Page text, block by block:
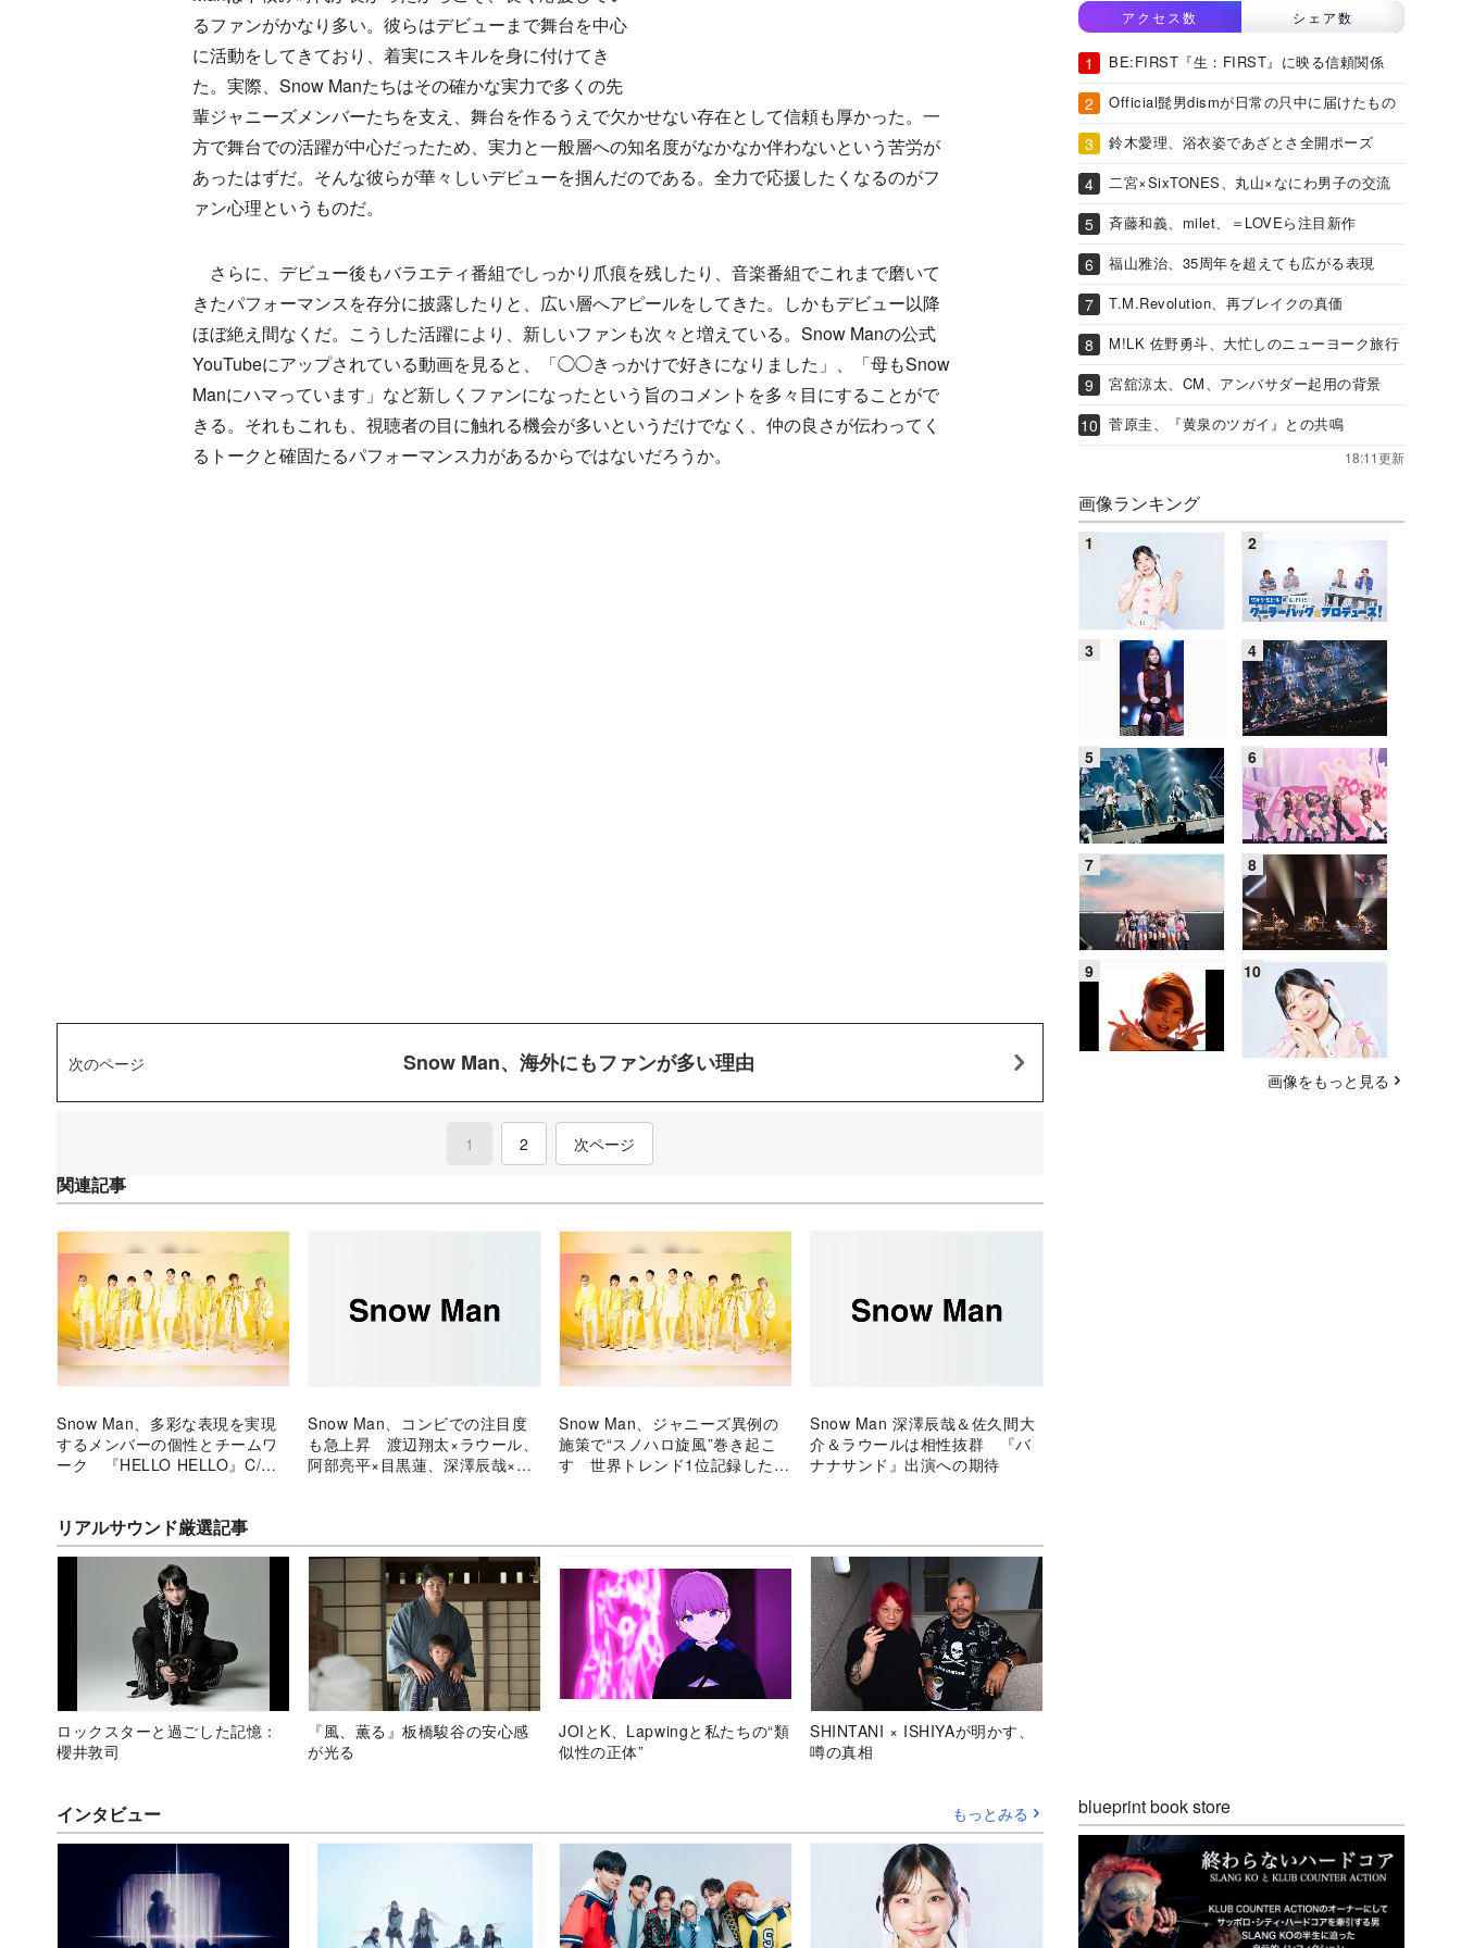
るファンがかなり多い。彼らはデビューまで舞台を中心
に活動をしてきており、着実にスキルを身に付けてき
た。実際、Snow Manたちはその確かな実力で多くの先
輩ジャニーズメンバーたちを支え、舞台を作るうえで欠かせない存在として信頼も厚かった。一
方で舞台での活躍が中心だったため、実力と一般層への知名度がなかなか伴わないという苦労が
あったはずだ。そんな彼らが華々しいデビューを掴んだのである。全力で応援したくなるのがフ
ァン心理というものだ。
さらに、デビュー後もバラエティ番組でしっかり爪痕を残したり、音楽番組でこれまで磨いて
きたパフォーマンスを存分に披露したりと、広い層へアピールをしてきた。しかもデビュー以降
ほぼ絶え間なくだ。こうした活躍により、新しいファンも次々と増えている。Snow Manの公式
YouTubeにアップされている動画を見ると、「◯◯きっかけで好きになりました」、「母もSnow
Manにハマっています」など新しくファンになったという旨のコメントを多々目にすることがで
きる。それもこれも、視聴者の目に触れる機会が多いというだけでなく、仲の良さが伝わってく
るトークと確固たるパフォーマンス力があるからではないだろうか。
次のページ Snow Man、海外にもファンが多い理由
1 (current)
2 次ページ
関連記事
Snow Man、多彩な表現を実現
するメンバーの個性とチームワ
ーク 『HELLO HELLO』C/W
Snow Man、コンビでの注目度
も急上昇 渡辺翔太×ラウール、
阿部亮平×目黒蓮、深澤辰哉×向
Snow Man、ジャニーズ異例の
施策で“スノハロ旋風”巻き起こ
す 世界トレンド1位記録した
Snow Man 深澤辰哉＆佐久間大
介＆ラウールは相性抜群 『バ
ナナサンド』出演への期待
リアルサウンド厳選記事
ロックスターと過ごした記憶：
櫻井敦司
『風、薫る』板橋駿谷の安心感
が光る
JOIとK、Lapwingと私たちの“類
似性の正体”
SHINTANI × ISHIYAが明かす、
噂の真相
インタビュー もっとみる
アクセス数 シェア数
BE:FIRST『生：FIRST』に映る信頼関係
Official髭男dismが日常の只中に届けたもの
鈴木愛理、浴衣姿であざとさ全開ポーズ
二宮×SixTONES、丸山×なにわ男子の交流
斉藤和義、milet、＝LOVEら注目新作
福山雅治、35周年を超えても広がる表現
T.M.Revolution、再ブレイクの真価
M!LK 佐野勇斗、大忙しのニューヨーク旅行
宮舘涼太、CM、アンバサダー起用の背景
菅原圭、『黄泉のツガイ』との共鳴
18:11更新
画像ランキング
画像をもっと見る
blueprint book store